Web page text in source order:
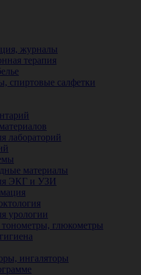
журналы
терапия
спиртовые салфетки
лабораторий
материалы
ЭКГ и УЗИ
урологии
тонометры, глюкометры
ингаляторы